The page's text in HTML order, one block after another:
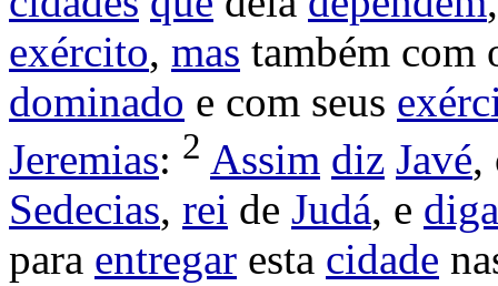
exército, mas também com
dominado e com seus
Jeremias: 2 Assim diz Javé,
Sedecias, rei de Judá, e diga
para entregar esta cidade